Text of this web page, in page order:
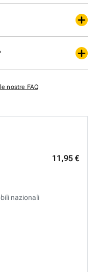
11,95 €
nazionali
nostre FAQ